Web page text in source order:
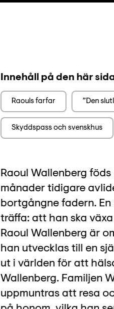
Innehåll på den här
Raouls farfar ”Den
Skyddspass och svenskhus
Raoul Wallenberg
månader tidigare
bortgångne fadern.
träffa: att han ska
Raoul Wallenberg är
han utvecklas till en
ut i världen för att
Wallenberg. Familjen
uppmuntras att resa